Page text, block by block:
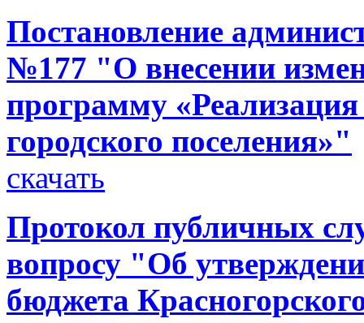
Постановление
№177 "О внесении
программу
городского поселения»"
скачать
Протокол публичных
вопросу "Об
бюджета